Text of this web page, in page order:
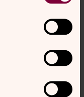
påminnelser
nyheter.